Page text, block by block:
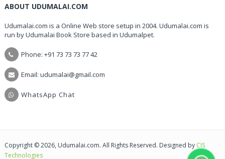
ABOUT UDUMALAI.COM
Udumalai.com is a Online Web store setup in 2004. Udumalai.com is
run by Udumalai Book Store based in Udumalpet.
Phone: +91 73 73 73 77 42
Email: udumalai@gmail.com
WhatsApp Chat
Copyright © 2026, Udumalai.com. All Rights Reserved. Designed by CIS
Technologies